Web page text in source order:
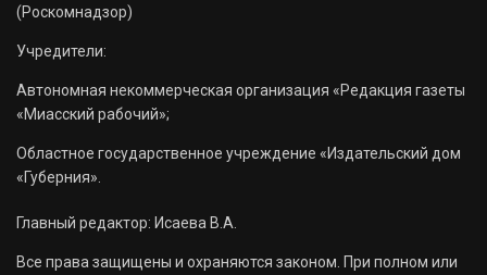
(Роскомнадзор)
Учредители:
Автономная некоммерческая организация «Редакция газеты
«Миасский рабочий»;
Областное государственное учреждение «Издательский дом
«Губерния».
Главный редактор: Исаева В.А.
Все права защищены и охраняются законом. При полном или